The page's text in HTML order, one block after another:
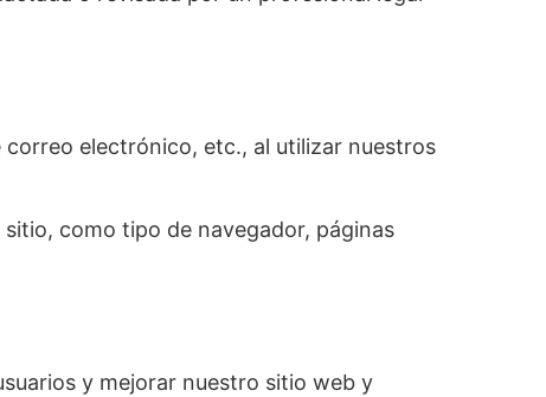
electrónico, etc., al utilizar nuestros
como tipo de navegador, páginas
y mejorar nuestro sitio web y